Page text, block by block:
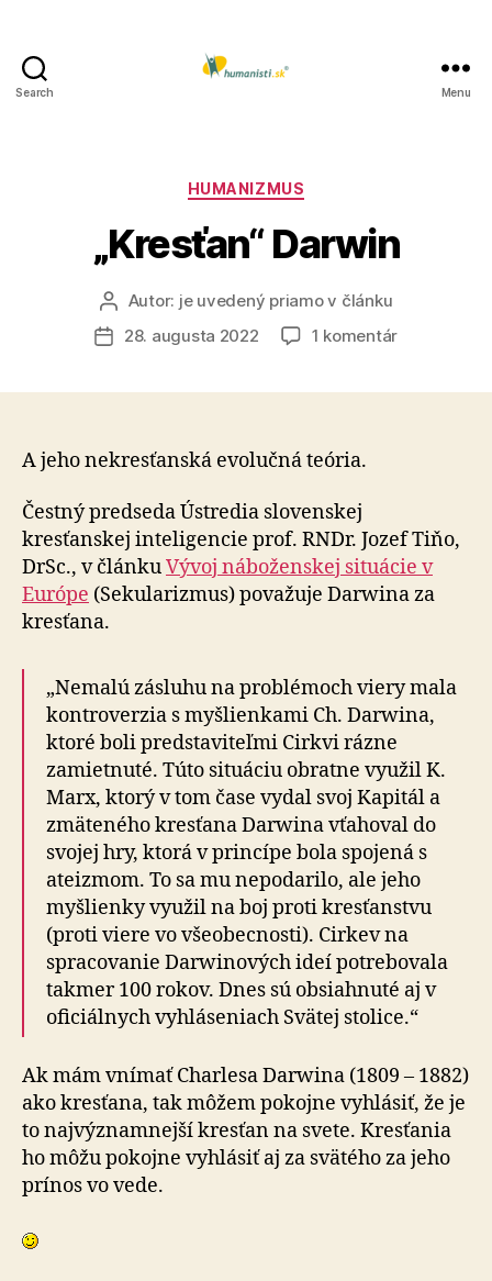
Search Menu
Kategórie
HUMANIZMUS
„Kresťan“ Darwin
Autor
článku
Autor: je uvedený priamo v článku
Dátum
28. augusta 2022 1 komentárna
A jeho nekresťanská evolučná teória.
Čestný predseda Ústredia slovenskej
kresťanskej inteligencie prof. RNDr. Jozef Tiňo,
DrSc., v článkuVývoj náboženskej situácie v
Európe (Sekularizmus) považuje Darwina za
kresťana.
„Nemalú zásluhu na problémoch viery mala
kontroverzia s myšlienkami Ch. Darwina,
ktoré boli predstaviteľmi Cirkvi rázne
zamietnuté. Túto situáciu obratne využil K.
Marx, ktorý v tom čase vydal svoj Kapitál a
zmäteného kresťana Darwina vťahoval do
svojej hry, ktorá v princípe bola spojená s
ateizmom. To sa mu nepodarilo, ale jeho
myšlienky využil na boj proti kresťanstvu
(proti viere vo všeobecnosti). Cirkev na
spracovanie Darwinových ideí potrebovala
takmer 100 rokov. Dnes sú obsiahnuté aj v
oficiálnych vyhláseniach Svätej stolice.“
Ak mám vnímať Charlesa Darwina (1809 – 1882)
ako kresťana, tak môžem pokojne vyhlásiť, že je
to najvýznamnejší kresťan na svete. Kresťania
ho môžu pokojne vyhlásiť aj za svätého za jeho
prínos vo vede.